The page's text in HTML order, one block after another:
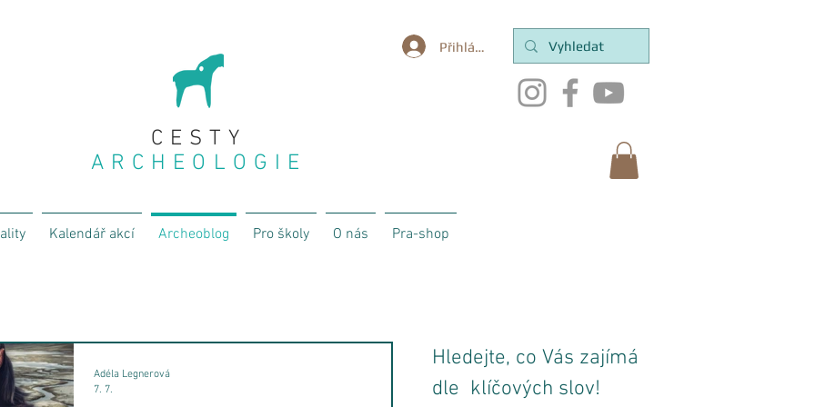
Přihlásit se
CESTY
ARCHEOLOGIE
Kalendář akcí Archeoblog Pro školy O nás Pra-shop
Adéla Legnerová
7. 7.
Hledejte, co Vás zajímá
dle klíčových slov!